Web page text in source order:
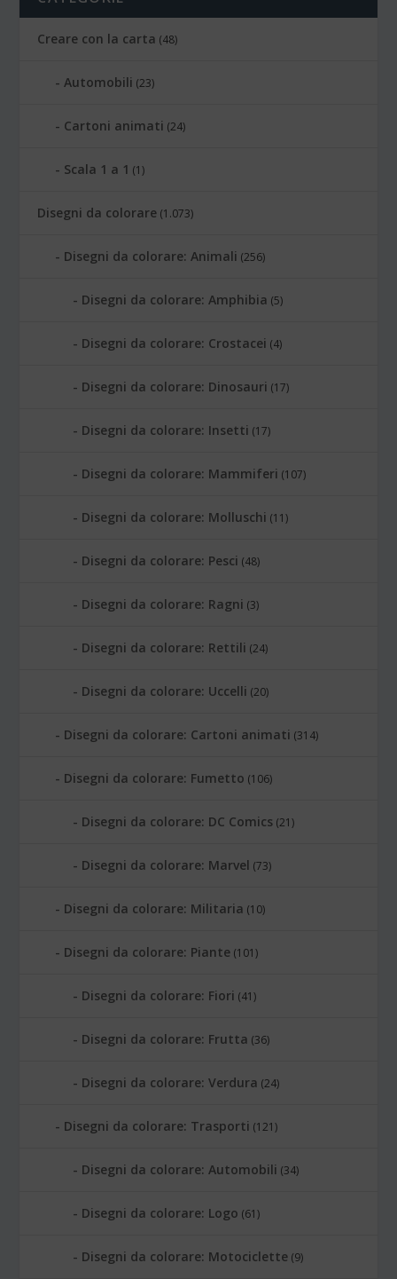
Creare con la carta (48)
Automobili (23)
Cartoni animati (24)
Scala 1 a 1 (1)
Disegni da colorare (1.073)
Disegni da colorare: Animali (256)
Disegni da colorare: Amphibia (5)
Disegni da colorare: Crostacei (4)
Disegni da colorare: Dinosauri (17)
Disegni da colorare: Insetti (17)
Disegni da colorare: Mammiferi (107)
Disegni da colorare: Molluschi (11)
Disegni da colorare: Pesci (48)
Disegni da colorare: Ragni (3)
Disegni da colorare: Rettili (24)
Disegni da colorare: Uccelli (20)
Disegni da colorare: Cartoni animati (314)
Disegni da colorare: Fumetto (106)
Disegni da colorare: DC Comics (21)
Disegni da colorare: Marvel (73)
Disegni da colorare: Militaria (10)
Disegni da colorare: Piante (101)
Disegni da colorare: Fiori (41)
Disegni da colorare: Frutta (36)
Disegni da colorare: Verdura (24)
Disegni da colorare: Trasporti (121)
Disegni da colorare: Automobili (34)
Disegni da colorare: Logo (61)
Disegni da colorare: Motociclette (9)